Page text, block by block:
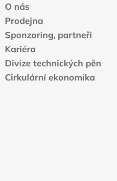
O nás
Prodejna
Sponzoring, partneři
Kariéra
Divize technických pěn
Cirkulární ekonomika